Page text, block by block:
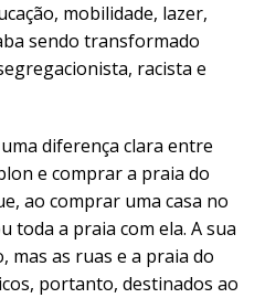
mobilidade, lazer,
sendo transformado
racista e
diferença clara entre
e comprar a praia do
ao comprar uma casa no
toda a praia com ela. A sua
mas as ruas e a praia do
portanto, destinados ao